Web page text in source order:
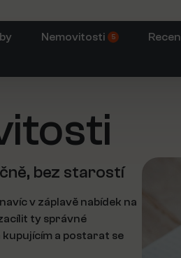
Nemovitosti 5
bez starostí
v záplavě nabídek na
ty správné
a postarat se